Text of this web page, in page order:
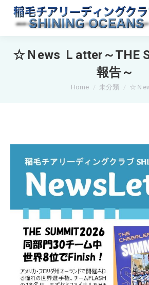
☆Ｎews Ｌatter～THE
報告～
You are here:
Home 未分類 ☆Ｎ